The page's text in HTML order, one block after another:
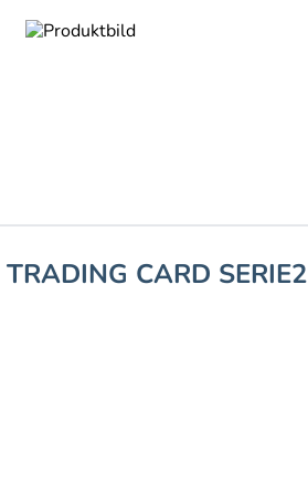
CARD SERIE2